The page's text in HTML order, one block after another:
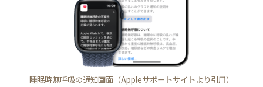
睡眠時無呼吸の通知画面（Appleサポートサイトより引用）